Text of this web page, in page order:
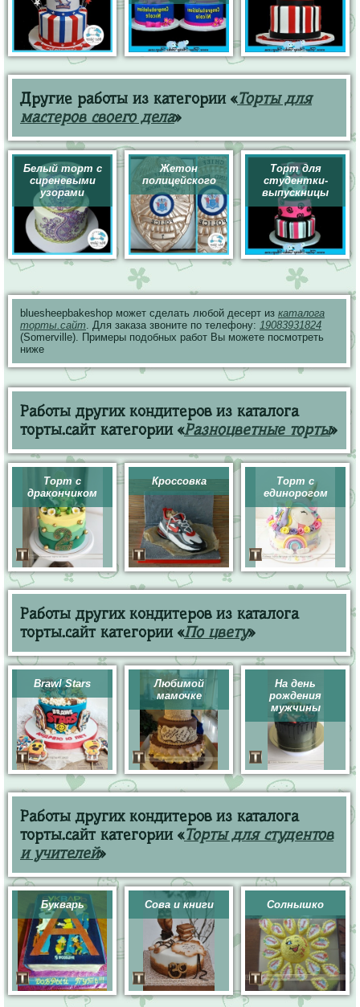
Другие работы из категории «Торты для
мастеров своего дела»
Белый торт с
сиреневыми
узорами
Жетон
полицейского
Торт для
студентки-
выпускницы
bluesheepbakeshop может сделать любой десерт из каталога
торты.сайт. Для заказа звоните по телефону: 19083931824
(Somerville). Примеры подобных работ Вы можете посмотреть
ниже
Работы других кондитеров из каталога
торты.сайт категории «Разноцветные торты»
Торт с
дракончиком
Кроссовка
Торт с
единорогом
Работы других кондитеров из каталога
торты.сайт категории «По цвету»
Brawl Stars
Любимой
мамочке
На день
рождения
мужчины
Работы других кондитеров из каталога
торты.сайт категории «Торты для студентов
и учителей»
Букварь Сова и книги Солнышко